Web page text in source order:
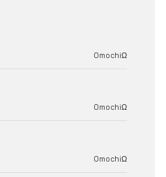
OmochiΩ
OmochiΩ
OmochiΩ